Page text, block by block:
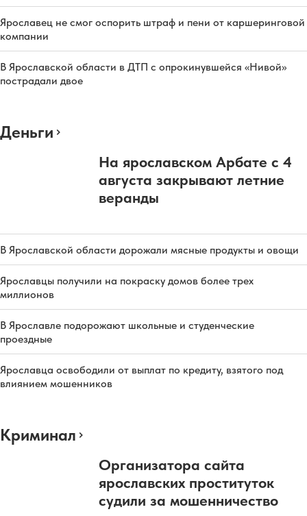
Ярославец не смог оспорить штраф и пени от каршеринговой
компании
В Ярославской области в ДТП с опрокинувшейся «Нивой»
пострадали двое
Деньги
На ярославском Арбате с 4
августа закрывают летние
веранды
В Ярославской области дорожали мясные продукты и овощи
Ярославцы получили на покраску домов более трех
миллионов
В Ярославле подорожают школьные и студенческие
проездные
Ярославца освободили от выплат по кредиту, взятого под
влиянием мошенников
Криминал
Организатора сайта
ярославских проституток
судили за мошенничество